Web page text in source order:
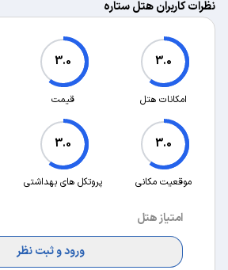
نظرات کاربران هتل ستاره
3.0
امکانات هتل
3.0
قیمت
3.0
موقعیت مکانی
3.0
پروتکل های بهداشتی
امتیاز هتل
ورود و ثبت نظر